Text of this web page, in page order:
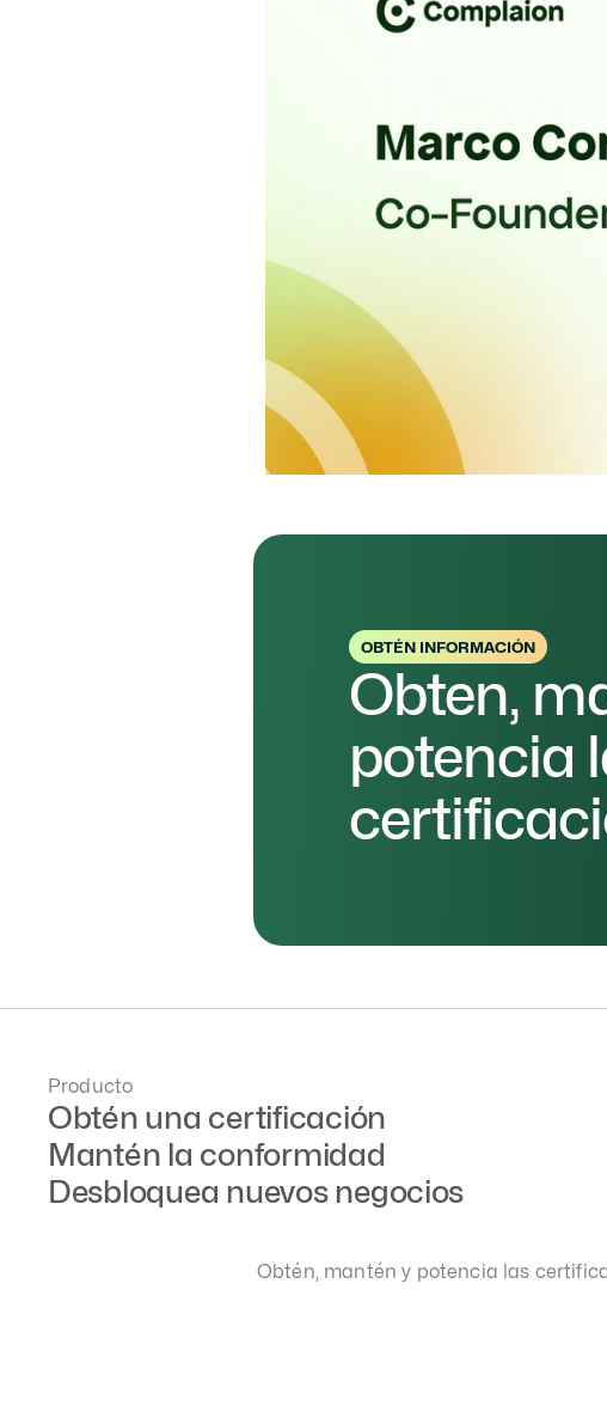
OBTÉN INFORMACIÓN
Obten,
potencia
Obtén, mantén y potencia las
Producto
Obtén una certificación
Mantén la conformidad
Desbloquea nuevos negocios